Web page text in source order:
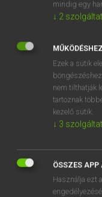
EURÓPAI UNIÓS
Kapcsolódó anyagok
Seeverkehr
Seeverkehr
mindig egy
↓ 2
Ezek a sütik
nem tilthatják
tartoznak
kezelő sütik.
↓ 3
ÖSSZES
Használja ezt